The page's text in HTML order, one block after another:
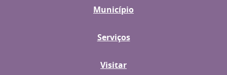
Município
Serviços
Visitar